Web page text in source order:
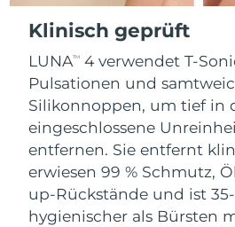
Klinisch geprüft
LUNATM 4 verwendet T-
Pulsationen und
Silikonnoppen, um tief in
eingeschlossene
entfernen. Sie entfernt
erwiesen 99 % Schmutz,
up-Rückstände und ist
hygienischer als Bürsten
For healthy hair
Kosmetik
Kaufe alles
FOREO APP
Gibraltar
Griechenland
Sonderverwaltungsregion
Hongkong
Ungarn